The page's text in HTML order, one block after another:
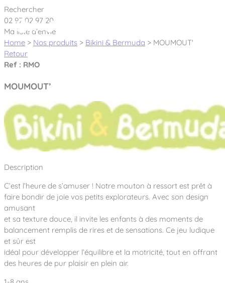
Cookies management panel
Créateur et fabricant d’aires de jeux &
Nos dernières actualités
À propos
Nos engagements
Notre partenariat avec l’association Rêves de clown
Nos Garanties
Notre concept
Notre entreprise
Notre équipe
Nous rejoindre
Aires de jeux Bikini & Bermuda®
Tous nos jeux
Jeux inclusifs
Jeux recyclés
Nos univers
Sport & Fitness Sport&Co®
Agrès fitness
Parcours de santé
Stadium Arena
Street workout
Surfpark
Mobilier & accessoires
Mobilier urbain
Accessoires ludiques
Nos clients
Collectivités
Notre expertise
Rechercher
02 97 02 97 20
Ma liste d’envie
Home > Nos produits > Bikini & Bermuda > MOUMOUT'
Retour
Ref : RMO
MOUMOUT’
Description
C’est l’heure de s’amuser ! Notre mouton à ressort est prêt à
faire bondir de joie vos petits explorateurs. Avec son design
amusant
et sa texture douce, il invite les enfants à des moments de
balancement remplis de rires et de sensations. Ce jeu ludique
et sûr est
idéal pour développer l’équilibre et la motricité, tout en offrant
des heures de pur plaisir en plein air.